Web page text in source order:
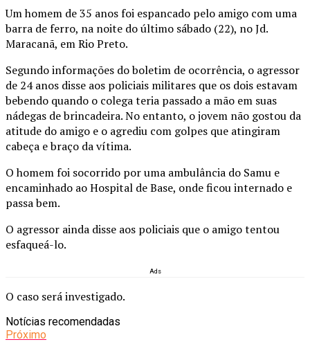
Um homem de 35 anos foi espancado pelo amigo com uma
barra de ferro, na noite do último sábado (22), no Jd.
Maracanã, em Rio Preto.
Segundo informações do boletim de ocorrência, o agressor
de 24 anos disse aos policiais militares que os dois estavam
bebendo quando o colega teria passado a mão em suas
nádegas de brincadeira. No entanto, o jovem não gostou da
atitude do amigo e o agrediu com golpes que atingiram
cabeça e braço da vítima.
O homem foi socorrido por uma ambulância do Samu e
encaminhado ao Hospital de Base, onde ficou internado e
passa bem.
O agressor ainda disse aos policiais que o amigo tentou
esfaqueá-lo.
Ads
O caso será investigado.
Notícias recomendadas
Próximo